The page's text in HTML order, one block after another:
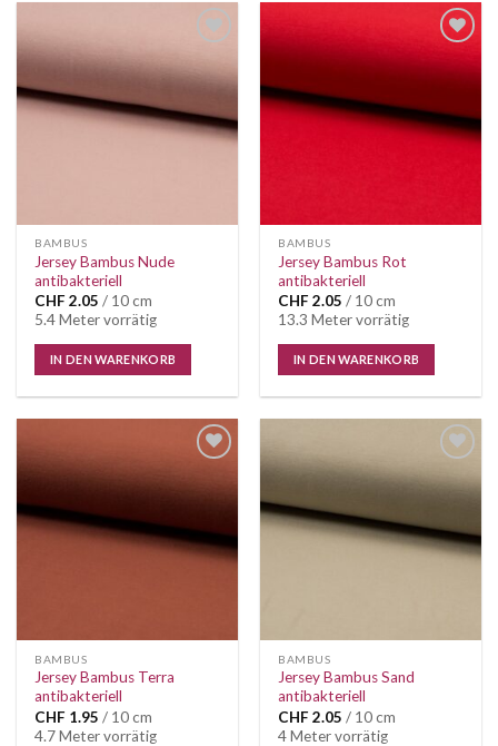
Wunschliste
BAMBUS
Jersey Bambus Nude
antibakteriell
CHF 2.05 / 10 cm
5.4 Meter vorrätig
IN DEN WARENKORB
Auf die
Wunschliste
BAMBUS
Jersey Bambus Rot
antibakteriell
CHF 2.05 / 10 cm
13.3 Meter vorrätig
IN DEN WARENKORB
Wunschliste
BAMBUS
Jersey Bambus Terra
antibakteriell
CHF 1.95 / 10 cm
4.7 Meter vorrätig
Auf die
Wunschliste
BAMBUS
Jersey Bambus Sand
antibakteriell
CHF 2.05 / 10 cm
4 Meter vorrätig